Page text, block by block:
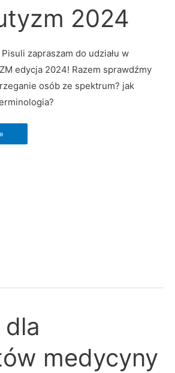
2024
zapraszam do udziału w
edycja 2024! Razem sprawdźmy
osób ze spektrum? jak
dla
medycyny